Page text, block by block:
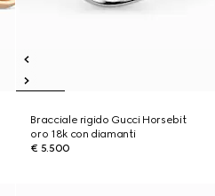
Bracciale rigido Gucci Horsebit
oro 18k con diamanti
€ 5.500